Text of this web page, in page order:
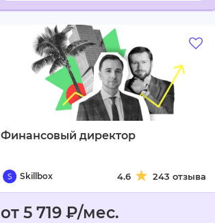
Финансовый директор
Skillbox 4.6 243 отзыва
от 5 719 ₽/мес.